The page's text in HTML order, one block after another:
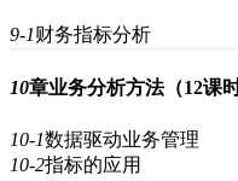
9-1财务指标分析
10章业务分析方法（12课时
10-1数据驱动业务管理
10-2指标的应用